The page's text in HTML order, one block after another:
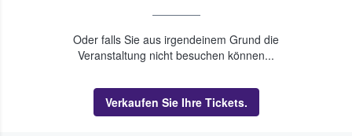
Oder falls Sie aus irgendeinem Grund die
Veranstaltung nicht besuchen können...
Verkaufen Sie Ihre Tickets.